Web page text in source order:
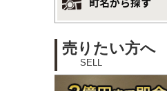
売りたい方へ
SELL